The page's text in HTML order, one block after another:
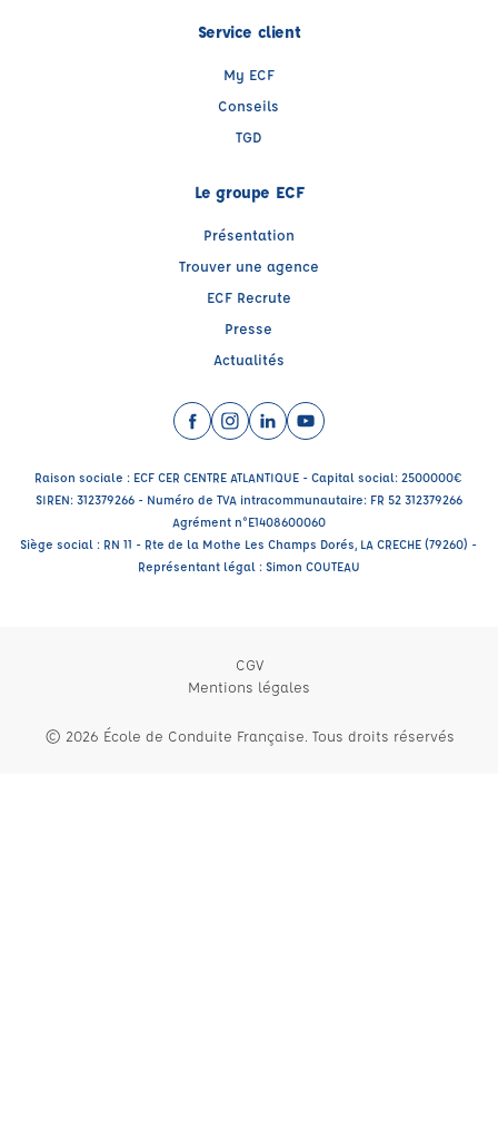
Service client
My ECF
Conseils
TGD
Le groupe ECF
Présentation
Trouver une agence
ECF Recrute
Presse
Actualités
Facebook (nouvelle fenêtre)
Instagram (nouvelle fenêtre)
LinkedIn (nouvelle fenêtre)
YouTube (nouvelle
Raison sociale : ECF CER CENTRE ATLANTIQUE - Capital social: 2500000€
SIREN: 312379266 - Numéro de TVA intracommunautaire: FR 52 312379266
Agrément n°E1408600060
Siège social : RN 11 - Rte de la Mothe Les Champs Dorés, LA CRECHE (79260) -
Représentant légal : Simon COUTEAU
CGV
Mentions légales
© 2026 École de Conduite Française. Tous droits réservés